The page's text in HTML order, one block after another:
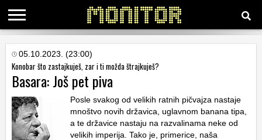
KATEGORIJE
HRVATSKI
05.10.2023. (23:00)
Konobar što zastajkuješ, zar i ti možda štrajkuješ?
Basara: Još pet piva
Posle svakog od velikih ratnih pičvajza nastaje
mnoštvo novih državica, uglavnom banana tipa,
a te državice nastaju na razvalinama neke od
velikih imperija. Tako je, primerice, naša